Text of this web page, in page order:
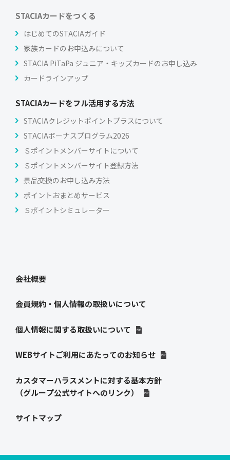
STACIAカードをつくる
はじめてのSTACIAガイド
家族カードのお申込みについて
STACIA PiTaPa ジュニア・キッズカードのお申し込み
カードラインアップ
STACIAカードをフル活用する方法
STACIAクレジットポイントプラスについて
STACIAボーナスプログラム2026
Ｓポイントメンバーサイトについて
Ｓポイントメンバーサイト登録方法
景品交換のお申し込み方法
ポイントおまとめサービス
Ｓポイントシミュレーター
会社概要
会員規約・個人情報の取扱いについて
個人情報に関する取扱いについて
WEBサイトご利用にあたってのお知らせ
カスタマーハラスメントに対する基本方針
（グループ公式サイトへのリンク）
サイトマップ